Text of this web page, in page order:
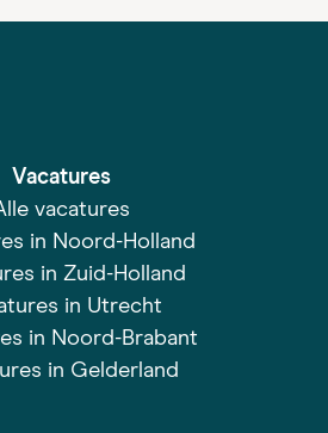
Vacatures
vacatures
in Noord-Holland
in Zuid-Holland
in Utrecht
in Noord-Brabant
in Gelderland